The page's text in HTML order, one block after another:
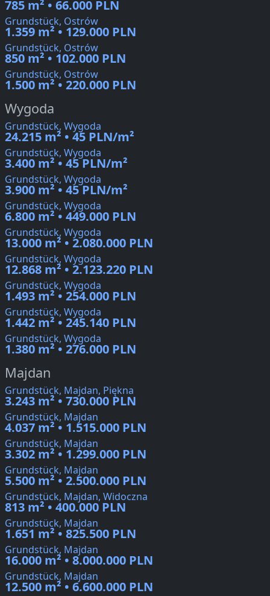
785 m² • 66.000 PLN
Grundstück, Ostrów
1.359 m² • 129.000 PLN
Grundstück, Ostrów
850 m² • 102.000 PLN
Grundstück, Ostrów
1.500 m² • 220.000 PLN
Wygoda
Grundstück, Wygoda
24.215 m² • 45 PLN/m²
Grundstück, Wygoda
3.400 m² • 45 PLN/m²
Grundstück, Wygoda
3.900 m² • 45 PLN/m²
Grundstück, Wygoda
6.800 m² • 449.000 PLN
Grundstück, Wygoda
13.000 m² • 2.080.000 PLN
Grundstück, Wygoda
12.868 m² • 2.123.220 PLN
Grundstück, Wygoda
1.493 m² • 254.000 PLN
Grundstück, Wygoda
1.442 m² • 245.140 PLN
Grundstück, Wygoda
1.380 m² • 276.000 PLN
Majdan
Grundstück, Majdan, Piękna
3.243 m² • 730.000 PLN
Grundstück, Majdan
4.037 m² • 1.515.000 PLN
Grundstück, Majdan
3.302 m² • 1.299.000 PLN
Grundstück, Majdan
5.500 m² • 2.500.000 PLN
Grundstück, Majdan, Widoczna
813 m² • 400.000 PLN
Grundstück, Majdan
1.651 m² • 825.500 PLN
Grundstück, Majdan
16.000 m² • 8.000.000 PLN
Grundstück, Majdan
12.500 m² • 6.600.000 PLN